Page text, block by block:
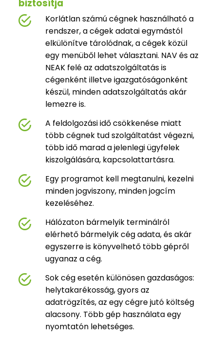
biztosítja
Korlátlan számú cégnek használható a
rendszer, a cégek adatai egymástól
elkülönítve tárolódnak, a cégek közül
egy menüből lehet választani. NAV és az
NEAK felé az adatszolgáltatás is
cégenként illetve igazgatóságonként
készül, minden adatszolgáltatás akár
lemezre is.
A feldolgozási idő csökkenése miatt
több cégnek tud szolgáltatást végezni,
több idő marad a jelenlegi ügyfelek
kiszolgálására, kapcsolattartásra.
Egy programot kell megtanulni, kezelni
minden jogviszony, minden jogcím
kezeléséhez.
Hálózaton bármelyik terminálról
elérhető bármelyik cég adata, és akár
egyszerre is könyvelhető több gépről
ugyanaz a cég.
Sok cég esetén különösen gazdaságos:
helytakarékosság, gyors az
adatrögzítés, az egy cégre jutó költség
alacsony. Több gép használata egy
nyomtatón lehetséges.